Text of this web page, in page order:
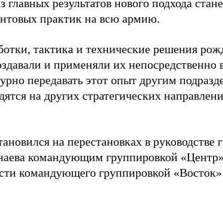
результатов нового подхода
практик на всю армию.
тактика и технические решения
и применяли их непосредственно
передавать этот опыт другим
на других стратегических
на перестановках в руководстве
командующим группировкой
командующего группировкой «Восток»